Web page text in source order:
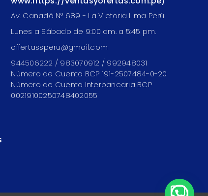
Av. Canadá N° 689 - La Victoria Lima Perú
Lunes a Sábado de 9:00 am. a 5:45 pm.
offertassperu@gmail.com
944506222 / 983070912 / 992948031
Número de Cuenta BCP 191-2507484-0-20
Número de Cuenta Interbancaria BCP
00219100250748402055